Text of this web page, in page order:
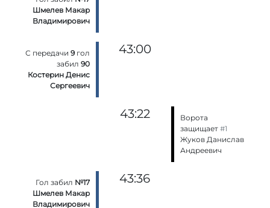
Шмелев Макар
Владимирович
С передачи9 гол
забил90
Костерин Денис
Сергеевич
43:00
43:22
Ворота
защищает #1
Жуков Данислав
Андреевич
Гол забил №17
Шмелев Макар
Владимирович
43:36